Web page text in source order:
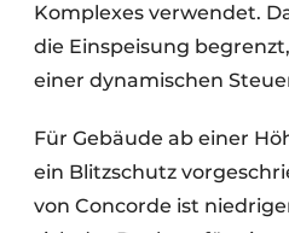
Komplexes verwendet.
die Einspeisung
einer dynamischen
Für Gebäude ab einer
ein Blitzschutz
von Concorde ist